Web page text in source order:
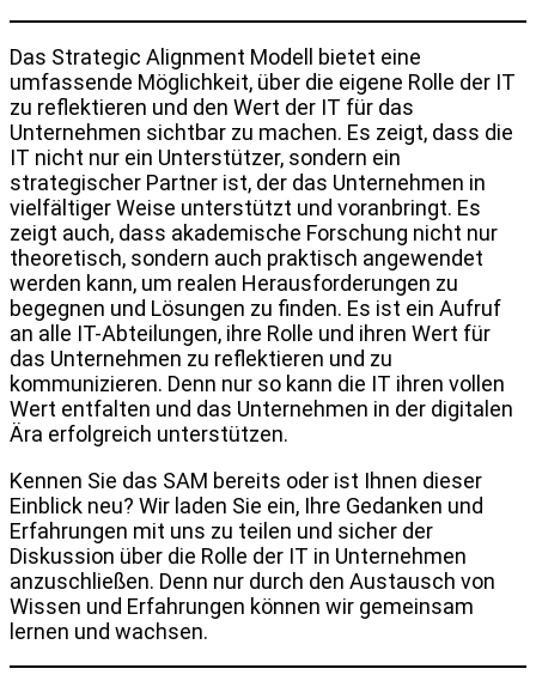
Das Strategic Alignment Modell bietet eine
umfassende Möglichkeit, über die eigene Rolle der IT
zu reflektieren und den Wert der IT für das
Unternehmen sichtbar zu machen. Es zeigt, dass die
IT nicht nur ein Unterstützer, sondern ein
strategischer Partner ist, der das Unternehmen in
vielfältiger Weise unterstützt und voranbringt. Es
zeigt auch, dass akademische Forschung nicht nur
theoretisch, sondern auch praktisch angewendet
werden kann, um realen Herausforderungen zu
begegnen und Lösungen zu finden. Es ist ein Aufruf
an alle IT-Abteilungen, ihre Rolle und ihren Wert für
das Unternehmen zu reflektieren und zu
kommunizieren. Denn nur so kann die IT ihren vollen
Wert entfalten und das Unternehmen in der digitalen
Ära erfolgreich unterstützen.
Kennen Sie das SAM bereits oder ist Ihnen dieser
Einblick neu? Wir laden Sie ein, Ihre Gedanken und
Erfahrungen mit uns zu teilen und sicher der
Diskussion über die Rolle der IT in Unternehmen
anzuschließen. Denn nur durch den Austausch von
Wissen und Erfahrungen können wir gemeinsam
lernen und wachsen.